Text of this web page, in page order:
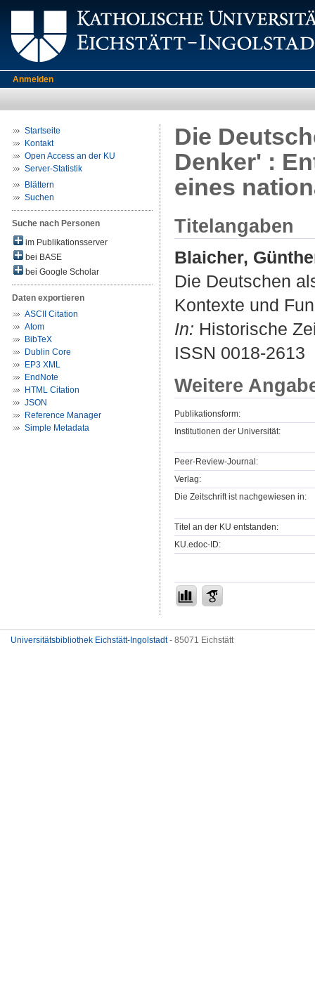
Anmelden
Startseite
Kontakt
Open Access an der KU
Server-Statistik
Blättern
Suchen
Suche nach Personen
im Publikationsserver
bei BASE
bei Google Scholar
Daten exportieren
ASCII Citation
Atom
BibTeX
Dublin Core
EP3 XML
EndNote
HTML Citation
JSON
Reference Manager
Simple Metadata
Die
Denker' :
eines
Titelangaben
Blaicher,
Die Deutschen
Kontexte und
In: Historische
ISSN 0018-2613
Weitere
Publikationsform:
Institutionen der Universität:
Peer-Review-Journal:
Verlag:
Die Zeitschrift ist nachgewiesen in:
Titel an der KU entstanden:
KU.edoc-ID:
Universitätsbibliothek Eichstätt-Ingolstadt- 85071 Eichstätt